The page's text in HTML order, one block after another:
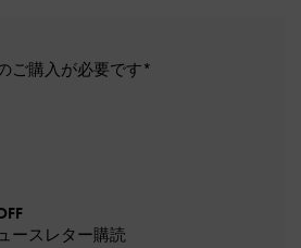
ご購入が必要です*
ースレター購読